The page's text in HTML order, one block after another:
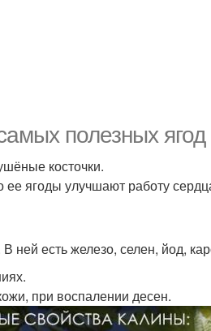
полезных
косточки.
ягоды улучшают работу
ней есть железо, селен, йод,
при воспалении десен.